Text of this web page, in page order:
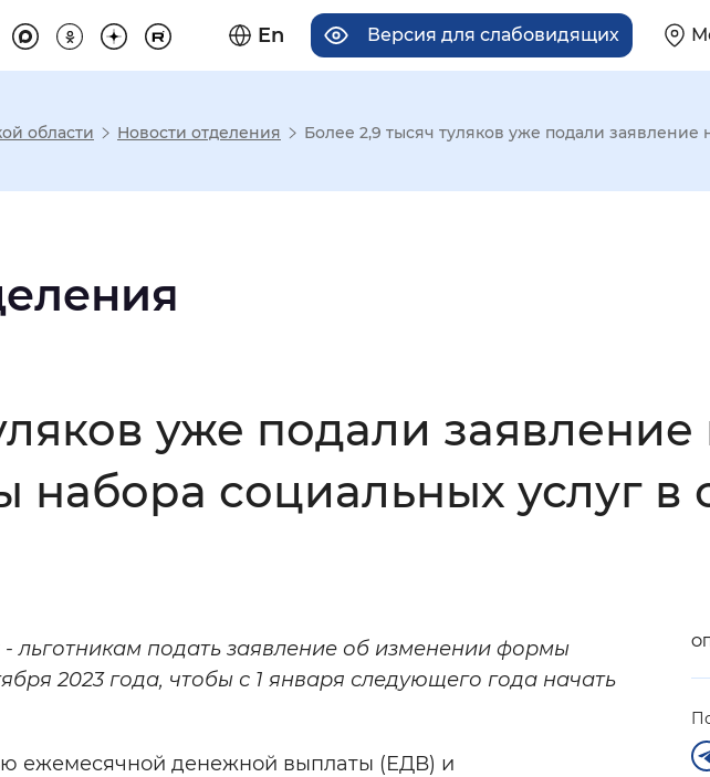
En Версия для слабовидящих
отображения
Увеличенный Большой
области Новости отделения Более 2,9 тысяч туляков уже подали заявление
уже подали заявление
социальных услуг
льготникам подать заявление об изменении формы
2023 года, чтобы с 1 января следующего года начать
ежемесячной денежной выплаты (ЕДВ) и